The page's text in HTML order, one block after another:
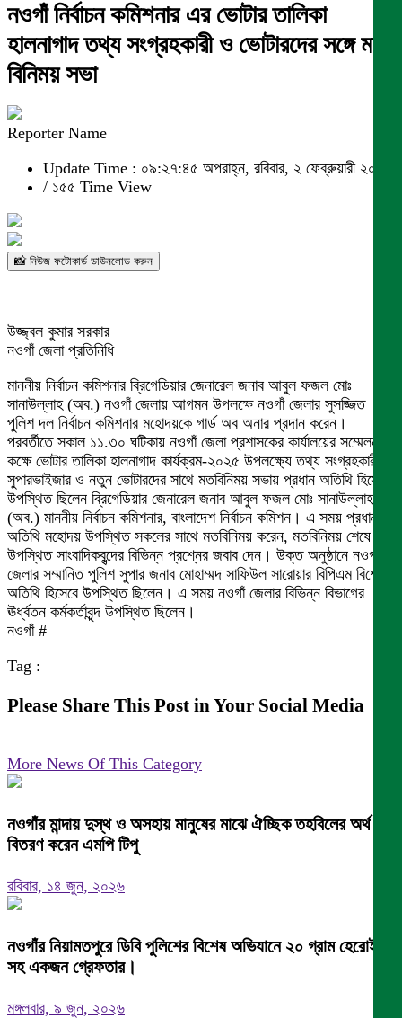
নওগাঁ নির্বাচন কমিশনার এর ভোটার তালিকা
হালনাগাদ তথ্য সংগ্রহকারী ও ভোটারদের সঙ্গে মত
বিনিময় সভা
Reporter Name
Update Time : ০৯:২৭:৪৫ অপরাহ্ন, রবিবার, ২ ফেব্রুয়ারী ২০২৫
/ ১৫৫ Time View
📸 নিউজ ফটোকার্ড ডাউনলোড করুন
উজ্জ্বল কুমার সরকার
নওগাঁ জেলা প্রতিনিধি
মাননীয় নির্বাচন কমিশনার ব্রিগেডিয়ার জেনারেল জনাব আবুল ফজল মোঃ
সানাউল্লাহ (অব.) নওগাঁ জেলায় আগমন উপলক্ষে নওগাঁ জেলার সুসজ্জিত
পুলিশ দল নির্বাচন কমিশনার মহোদয়কে গার্ড অব অনার প্রদান করেন।
পরবর্তীতে সকাল ১১.৩০ ঘটিকায় নওগাঁ জেলা প্রশাসকের কার্যালয়ের সম্মেলন
কক্ষে ভোটার তালিকা হালনাগাদ কার্যক্রম-২০২৫ উপলক্ষ্যে তথ্য সংগ্রহকারী,
সুপারভাইজার ও নতুন ভোটারদের সাথে মতবিনিময় সভায় প্রধান অতিথি হিসেবে
উপস্থিত ছিলেন ব্রিগেডিয়ার জেনারেল জনাব আবুল ফজল মোঃ সানাউল্লাহ
(অব.) মাননীয় নির্বাচন কমিশনার, বাংলাদেশ নির্বাচন কমিশন। এ সময় প্রধান
অতিথি মহোদয় উপস্থিত সকলের সাথে মতবিনিময় করেন, মতবিনিময় শেষে
উপস্থিত সাংবাদিকবৃন্দের বিভিন্ন প্রশ্নের জবাব দেন। উক্ত অনুষ্ঠানে নওগাঁ
জেলার সম্মানিত পুলিশ সুপার জনাব মোহাম্মদ সাফিউল সারোয়ার বিপিএম বিশেষ
অতিথি হিসেবে উপস্থিত ছিলেন। এ সময় নওগাঁ জেলার বিভিন্ন বিভাগের
ঊর্ধ্বতন কর্মকর্তাবৃন্দ উপস্থিত ছিলেন।
নওগাঁ #
Tag :
Please Share This Post in Your Social Media
More News Of This Category
নওগাঁর মান্দায় দুস্থ ও অসহায় মানুষের মাঝে ঐচ্ছিক তহবিলের অর্থ
বিতরণ করেন এমপি টিপু
রবিবার, ১৪ জুন, ২০২৬
নওগাঁর নিয়ামতপুরে ডিবি পুলিশের বিশেষ অভিযানে ২০ গ্রাম হেরোইন
সহ একজন গ্রেফতার।
মঙ্গলবার, ৯ জুন, ২০২৬